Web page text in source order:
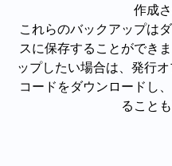
作成さ
これらのバックアップは
スに保存することができ
ップしたい場合は、発行
コードをダウンロードし
ること